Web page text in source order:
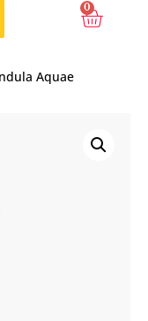
0
Aquae